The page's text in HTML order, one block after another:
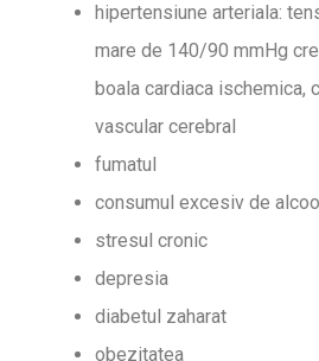
hipertensiune arteriala:
mare de 140/90 mmHg
boala cardiaca ischemica,
vascular cerebral
fumatul
consumul excesiv de
stresul cronic
depresia
diabetul zaharat
obezitatea